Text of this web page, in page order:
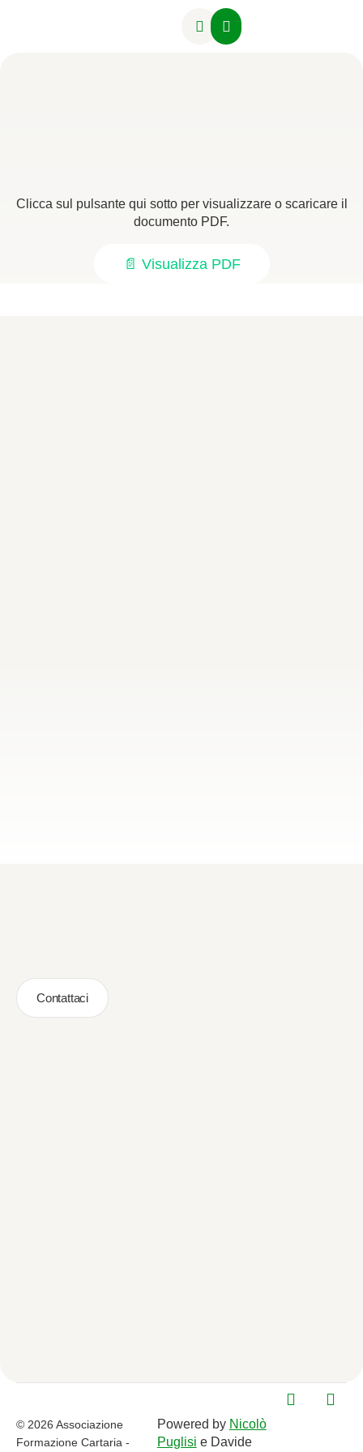
Clicca sul pulsante qui sotto per visualizzare o scaricare il
documento PDF.
📄 Visualizza PDF
Contattaci
© 2026 Associazione
Formazione Cartaria -
Powered by Nicolò
Puglisi e Davide